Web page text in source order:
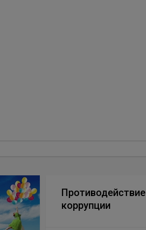
Противодействие
коррупции